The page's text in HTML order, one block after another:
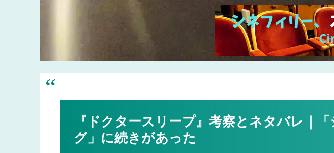
『ドクタースリープ』考察とネタバレ｜
グ」に続きがあった